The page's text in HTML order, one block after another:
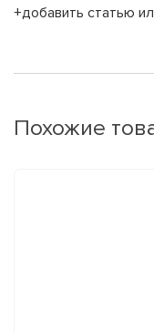
+добавить статью
Похожие